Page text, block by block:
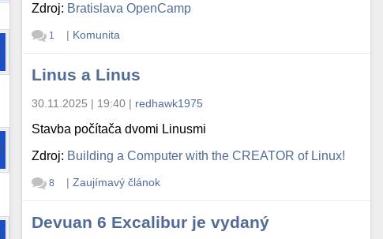
Zdroj: Bratislava OpenCamp
1 | Komunita
Linus a Linus
30.11.2025 | 19:40 | redhawk1975
Stavba počítača dvomi Linusmi
Zdroj: Building a Computer with the CREATOR of Linux!
8 | Zaujímavý článok
Devuan 6 Excalibur je vydaný